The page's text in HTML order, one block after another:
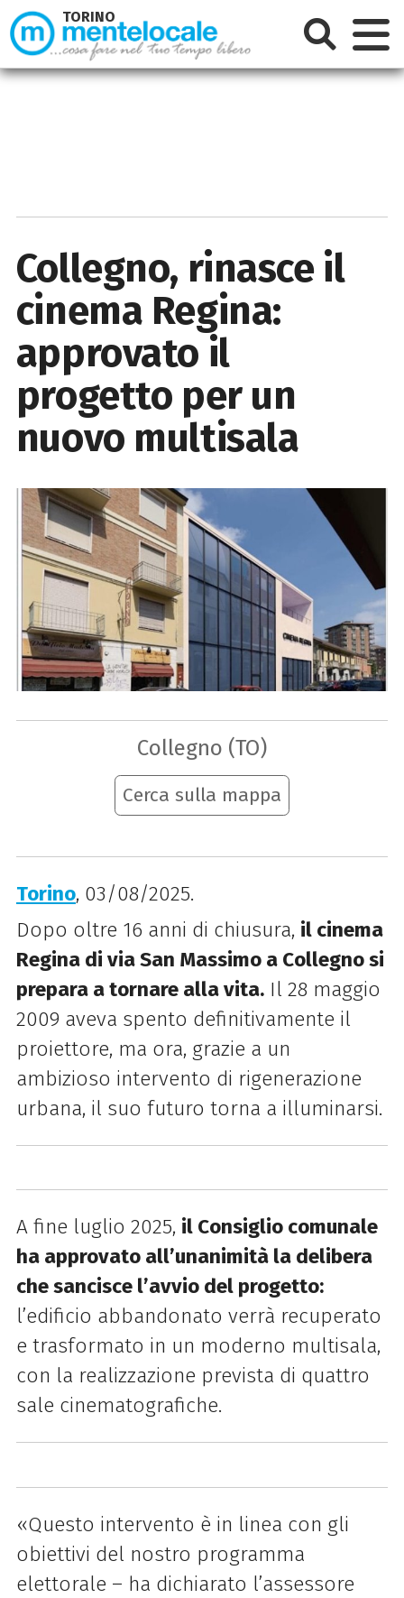
Collegno, rinasce il
cinema Regina:
approvato il
progetto per un
nuovo multisala
Collegno (TO)
Cerca sulla mappa
Torino, 03/08/2025.
Dopo oltre 16 anni di chiusura, il cinema
Regina di via San Massimo a Collegno si
prepara a tornare alla vita.Il 28 maggio
2009 aveva spento definitivamente il
proiettore, ma ora, grazie a un
ambizioso intervento di rigenerazione
urbana, il suo futuro torna a illuminarsi.
A fine luglio 2025, il Consiglio comunale
ha approvato all’unanimità la delibera
che sancisce l’avvio del progetto:
l’edificio abbandonato verrà recuperato
e trasformato in un moderno multisala,
con la realizzazione prevista di quattro
sale cinematografiche.
«Questo intervento è in linea con gli
obiettivi del nostro programma
elettorale – ha dichiarato l’assessore
TORINO